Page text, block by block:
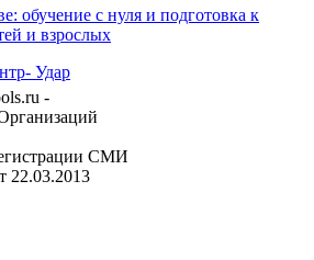
обучение с нуля и подготовка к
и взрослых
Удар
-
СМИ